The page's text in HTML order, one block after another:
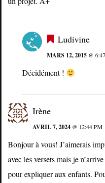
Ludivine
MARS 12, 2015 @
Décidément !
Irène
AVRIL 7, 2024 @ 12:44 PM
Bonjour à vous! J’aimerais
avec les versets mais je
pour expliquer aux enfants.